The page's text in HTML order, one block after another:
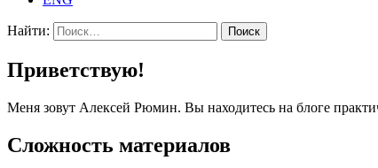
Найти:
Приветствую!
Меня зовут Алексей Рюмин. Вы находитесь на блоге
Сложность материалов